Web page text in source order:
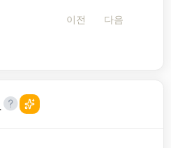
이전 다음